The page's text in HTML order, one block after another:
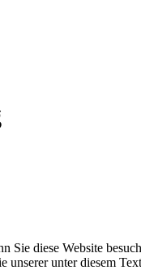
diese Website
unter diesem